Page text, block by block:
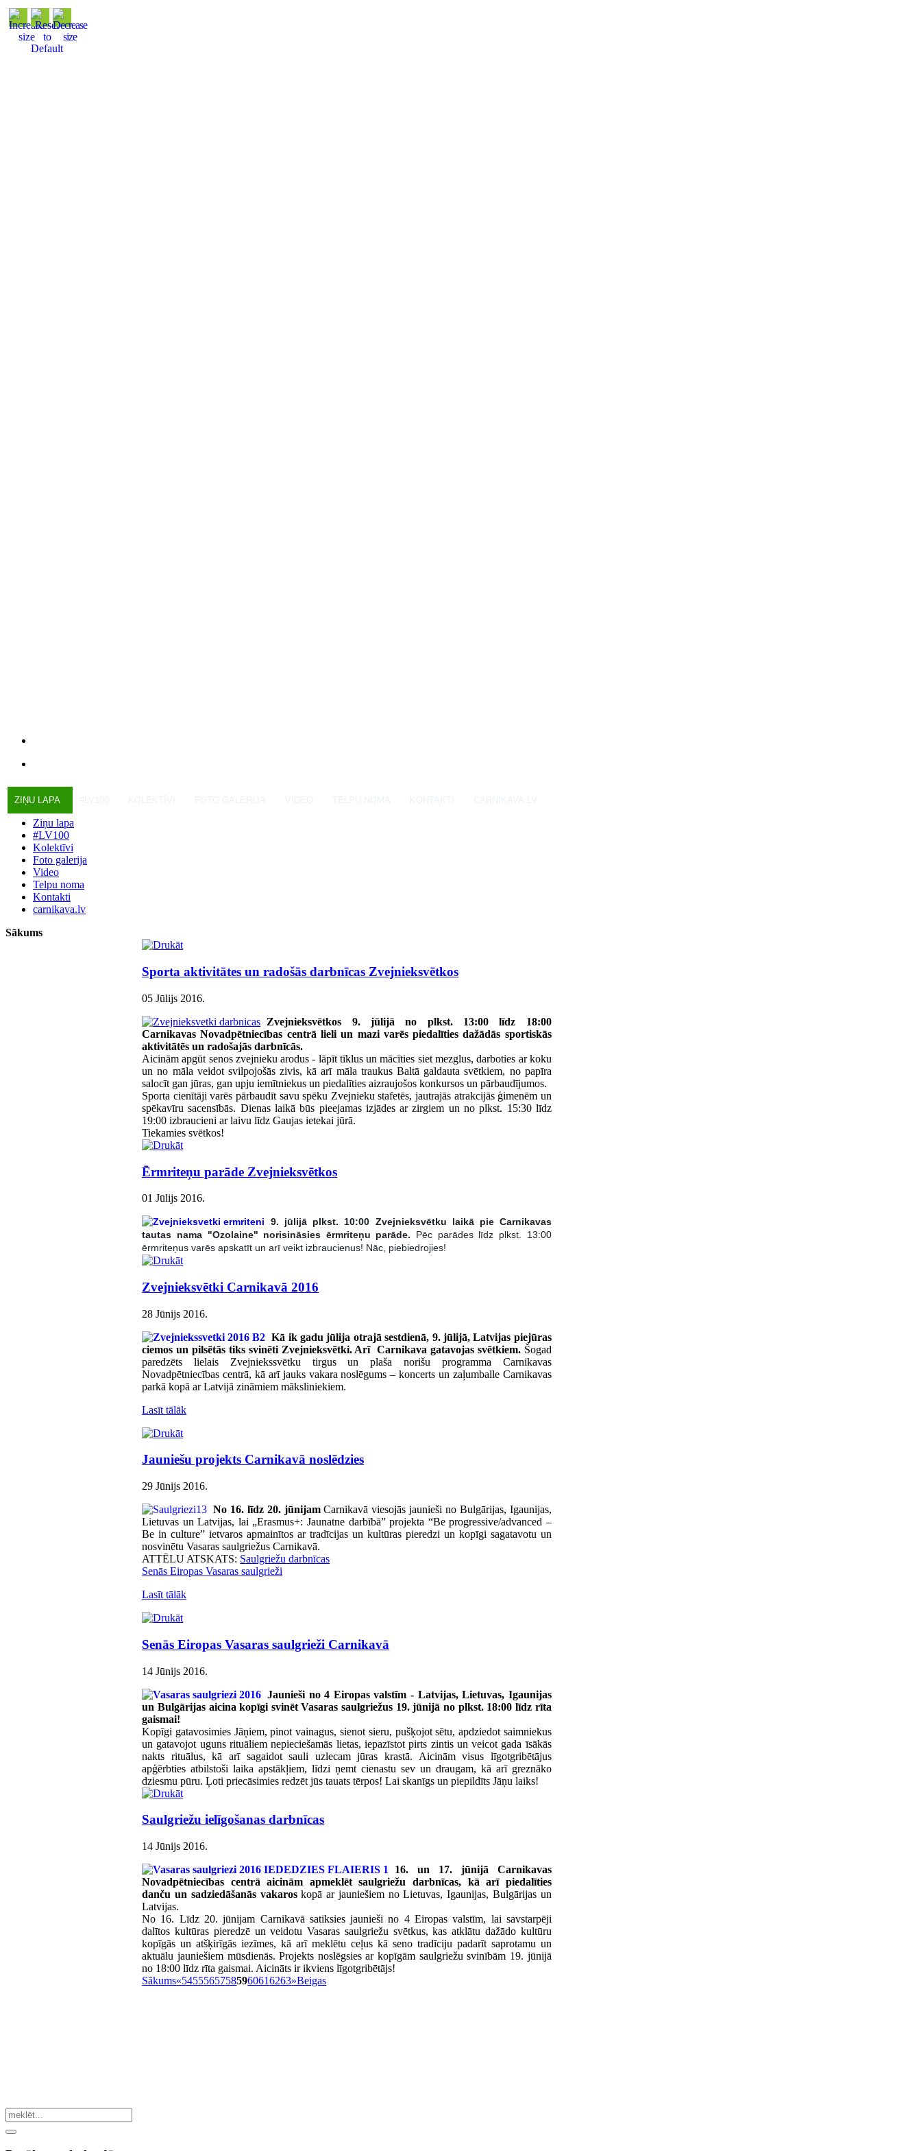
ZIŅU LAPA
Ziņu lapa
#LV100
Kolektīvi
Foto galerija
Video
Telpu noma
Kontakti
carnikava.lv
Sākums
Sporta aktivitātes un radošās darbnīcas Zvejnieksvētkos
05 Jūlijs 2016.
Zvejnieksvētkos 9. jūlijā no plkst. 13:00 līdz 18:00
Carnikavas Novadpētniecības centrā lieli un mazi varēs piedalīties dažādās sportiskās
aktivitātēs un radošajās darbnīcās.
Aicinām apgūt senos zvejnieku arodus - lāpīt tīklus un mācīties siet mezglus, darboties ar koku
un no māla veidot svilpojošās zivis, kā arī māla traukus Baltā galdauta svētkiem, no papīra
salocīt gan jūras, gan upju iemītniekus un piedalīties aizraujošos konkursos un pārbaudījumos.
Sporta cienītāji varēs pārbaudīt savu spēku Zvejnieku stafetēs, jautrajās atrakcijās ģimenēm un
spēkavīru sacensībās. Dienas laikā būs pieejamas izjādes ar zirgiem un no plkst. 15:30 līdz
19:00 izbraucieni ar laivu līdz Gaujas ietekai jūrā.
Tiekamies svētkos!
Ērmriteņu parāde Zvejnieksvētkos
01 Jūlijs 2016.
9. jūlijā plkst. 10:00 Zvejnieksvētku laikā pie Carnikavas
tautas nama "Ozolaine" norisināsies ērmriteņu parāde. Pēc parādes līdz plkst. 13:00
ērmriteņus varēs apskatīt un arī veikt izbraucienus! Nāc, piebiedrojies!
Zvejnieksvētki Carnikavā 2016
28 Jūnijs 2016.
Kā ik gadu jūlija otrajā sestdienā, 9. jūlijā, Latvijas piejūras
ciemos un pilsētās tiks svinēti Zvejnieksvētki. Arī Carnikava gatavojas svētkiem.Šogad
paredzēts lielais Zvejniekssvētku tirgus un plaša norišu programma Carnikavas
Novadpētniecības centrā, kā arī jauks vakara noslēgums – koncerts un zaļumballe Carnikavas
parkā kopā ar Latvijā zināmiem māksliniekiem.
Lasīt tālāk
Jauniešu projekts Carnikavā noslēdzies
29 Jūnijs 2016.
No 16. līdz 20. jūnijamCarnikavā viesojās jaunieši no Bulgārijas, Igaunijas,
Lietuvas un Latvijas, lai „Erasmus+: Jaunatne darbībā” projekta “Be progressive/advanced –
Be in culture” ietvaros apmainītos ar tradīcijas un kultūras pieredzi un kopīgi sagatavotu un
nosvinētu Vasaras saulgriežus Carnikavā.
ATTĒLU ATSKATS: Saulgriežu darbnīcas
Senās Eiropas Vasaras saulgrieži
Lasīt tālāk
Senās Eiropas Vasaras saulgrieži Carnikavā
14 Jūnijs 2016.
Jaunieši no 4 Eiropas valstīm - Latvijas, Lietuvas, Igaunijas
un Bulgārijas aicina kopīgi svinēt Vasaras saulgriežus 19. jūnijā no plkst. 18:00 līdz rīta
gaismai!
Kopīgi gatavosimies Jāņiem, pinot vainagus, sienot sieru, pušķojot sētu, apdziedot saimniekus
un gatavojot uguns rituāliem nepieciešamās lietas, iepazīstot pirts zintis un veicot gada īsākās
nakts rituālus, kā arī sagaidot sauli uzlecam jūras krastā. Aicinām visus līgotgribētājus
apģērbties atbilstoši laika apstākļiem, līdzi ņemt cienastu sev un draugam, kā arī greznāko
dziesmu pūru. Ļoti priecāsimies redzēt jūs tauats tērpos! Lai skanīgs un piepildīts Jāņu laiks!
Saulgriežu ielīgošanas darbnīcas
14 Jūnijs 2016.
16. un 17. jūnijā Carnikavas
Novadpētniecības centrā aicinām apmeklēt saulgriežu darbnīcas, kā arī piedalīties
danču un sadziedāšanās vakaroskopā ar jauniešiem no Lietuvas, Igaunijas, Bulgārijas un
Latvijas.
No 16. Līdz 20. jūnijam Carnikavā satiksies jaunieši no 4 Eiropas valstīm, lai savstarpēji
dalītos kultūras pieredzē un veidotu Vasaras saulgriežu svētkus, kas atklātu dažādo kultūru
kopīgās un atšķirīgās iezīmes, kā arī meklētu ceļus kā seno tradīciju padarīt saprotamu un
aktuālu jauniešiem mūsdienās. Projekts noslēgsies ar kopīgām saulgriežu svinībām 19. jūnijā
no 18:00 līdz rīta gaismai. Aicināts ir ikviens līgotgribētājs!
Sākums«54555657585960616263»Beigas